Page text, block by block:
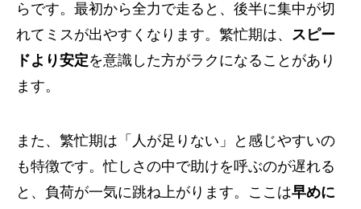
らです。最初から全力で走ると、後半に集中が切
れてミスが出やすくなります。繁忙期は、 スピー
ドより安定を意識した方がラクになることがあり
ます。
また、繁忙期は「人が足りない」と感じやすいの
も特徴です。忙しさの中で助けを呼ぶのが遅れる
と、負荷が一気に跳ね上がります。ここは早めに